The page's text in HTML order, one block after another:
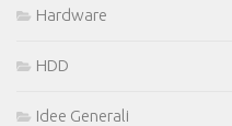
Hardware
HDD
Idee Generali